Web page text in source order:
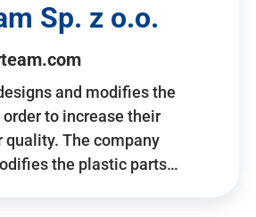
Sp. z o.o.
and modifies the
to increase their
The company
the plastic parts…